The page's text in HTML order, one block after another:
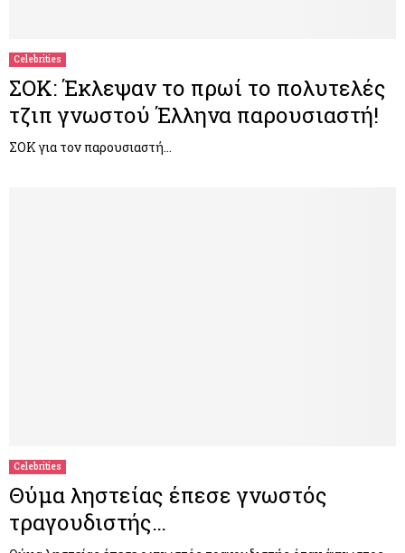
Celebrities
ΣΟΚ: Έκλεψαν το πρωί το πολυτελές
τζιπ γνωστού Έλληνα παρουσιαστή!
ΣΟΚ για τον παρουσιαστή…
Celebrities
Θύμα ληστείας έπεσε γνωστός
τραγουδιστής…